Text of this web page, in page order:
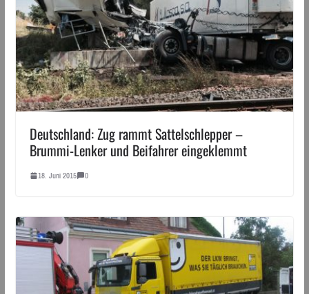
Deutschland: Zug rammt Sattelschlepper –
Brummi-Lenker und Beifahrer eingeklemmt
18. Juni 2015 0